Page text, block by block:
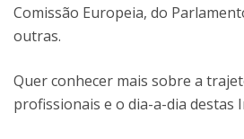
Comissão Europeia, do
outras.
Quer conhecer mais sobre a
profissionais e o dia-a-dia destas